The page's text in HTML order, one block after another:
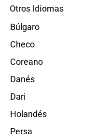
Otros Idiomas
Búlgaro
Checo
Coreano
Danés
Dari
Holandés
Persa